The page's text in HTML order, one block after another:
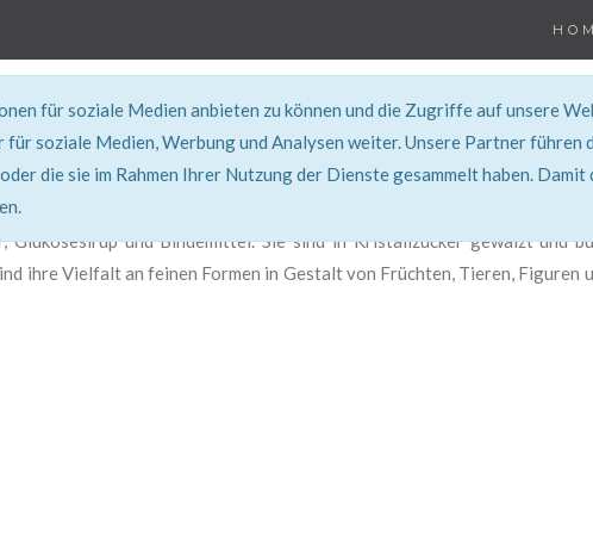
für soziale Medien anbieten zu können und die Zugriffe auf unsere
soziale Medien, Werbung und Analysen weiter. Unsere Partner führen
die sie im Rahmen Ihrer Nutzung der Dienste gesammelt haben.
REZEPT
Glukosesirup und Bindemittel. Sie sind in Kristallzucker gewälzt und
ihre Vielfalt an feinen Formen in Gestalt von Früchten, Tieren, Figuren